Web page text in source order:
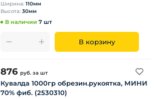
Ширина: 110мм
Высота: 30мм
В наличии 7 шт
В корзину
876 руб. за шт
Кувалда 1000гр обрезин.рукоятка, МИНИ
70% фиб. (2530310)